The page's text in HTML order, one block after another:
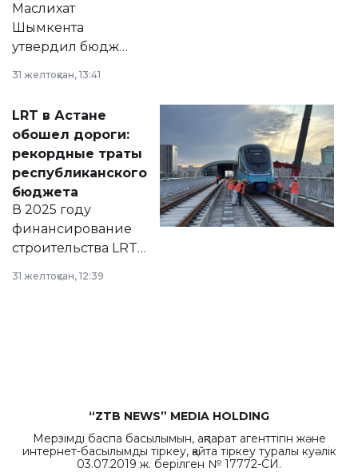
Маслихат
Шымкента
утвердил бюджет
2028 годы.
документ
появился в базе
нормативных
правовых актов и
на сайте маслихат
города.
31 желтоқсан, 13:41
LRT в Астане
обошел дороги:
рекордные траты
республиканского
бюджета
В 2025 году
финансирование
строительства LRT
республиканского
31 желтоқсан, 12:39
“ZTB NEWS” MEDIA HOLDING
Мерзімді баспа басылымын, ақпарат агенттігін және
интернет-басылымды тіркеу, қайта тіркеу туралы куәлік
03.07.2019 ж. берілген № 17772-СИ.